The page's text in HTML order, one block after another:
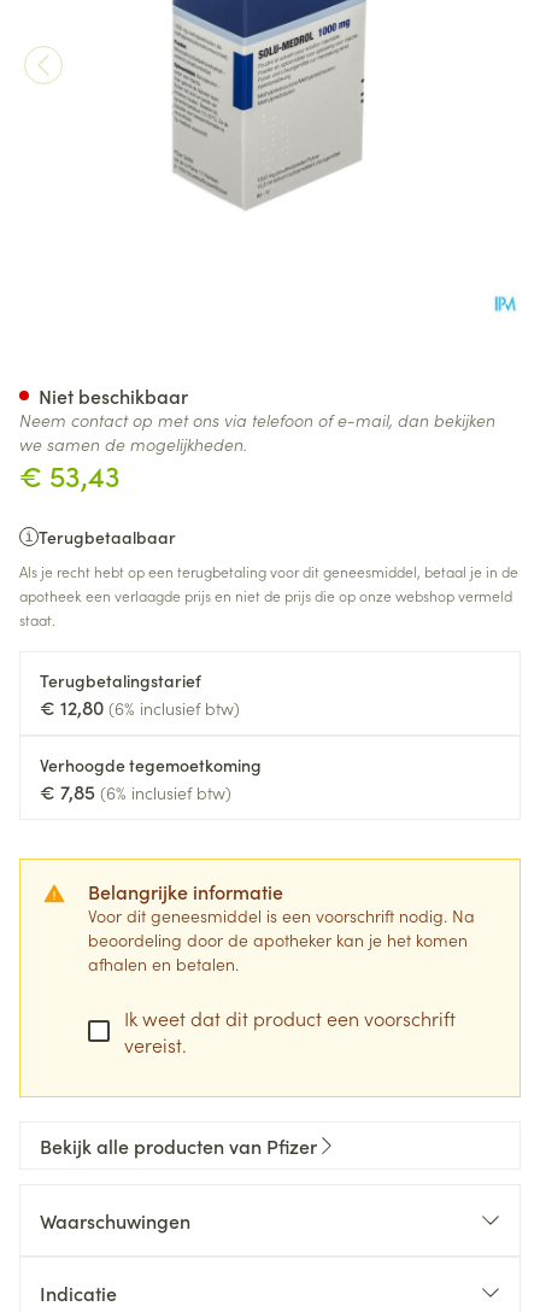
€ 53,43
Terugbetaalbaar
Als je recht hebt op een terugbetaling voor dit geneesmiddel, betaal je in de
apotheek een verlaagde prijs en niet de prijs die op onze webshop vermeld
staat.
Terugbetalingstarief
€ 12,80 (6% inclusief btw)
Verhoogde tegemoetkoming
€ 7,85 (6% inclusief btw)
Belangrijke informatie
Voor dit geneesmiddel is een voorschrift nodig. Na
beoordeling door de apotheker kan je het komen
afhalen en betalen.
Ik weet dat dit product een voorschrift
vereist.
Niet beschikbaar
Neem contact op met ons via telefoon of e-mail, dan bekijken
we samen de mogelijkheden.
Bekijk alle producten van Pfizer
Waarschuwingen
Indicatie